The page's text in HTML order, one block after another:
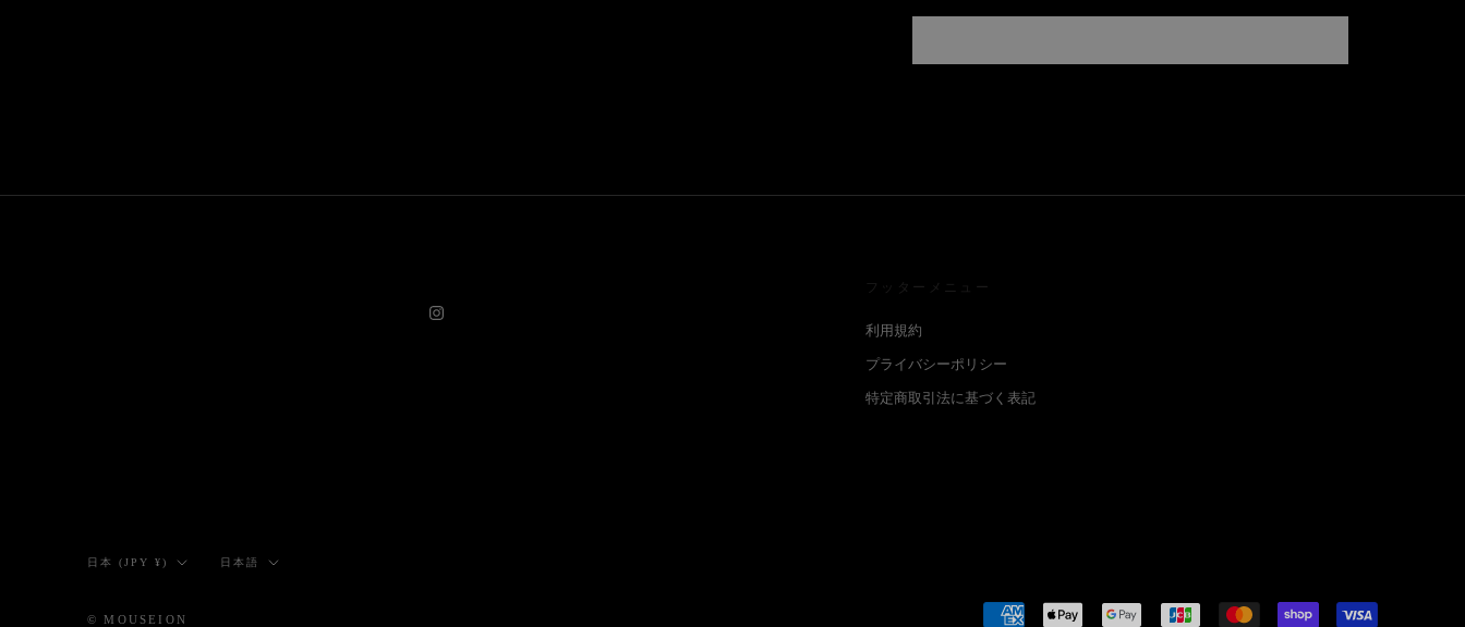
フッターメニュー
利用規約
プライバシーポリシー
特定商取引法に基づく表記
国/
日本 (JPY ¥)
言
日本語
© MOUSEION